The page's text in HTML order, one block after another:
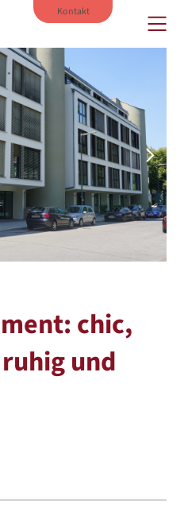
Kontakt
chic,
und